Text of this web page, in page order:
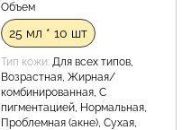
Объем
25 мл * 10 шт
Тип кожи Для всех типов,
Возрастная, Жирная/
комбинированная, С
пигментацией, Нормальная,
Проблемная (акне), Сухая,